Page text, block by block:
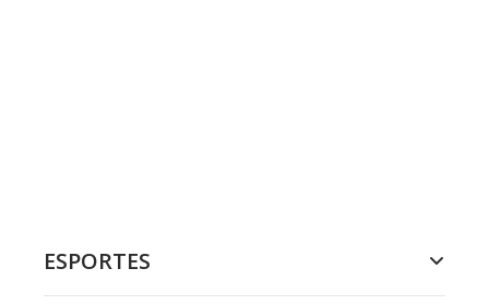
ESPORTES